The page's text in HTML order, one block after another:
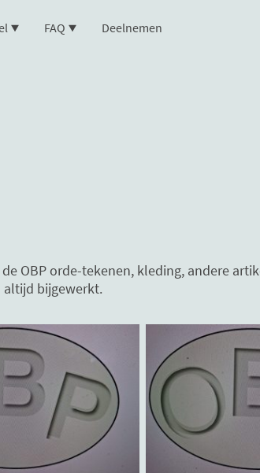
FAQ
Deelnemen
OBP orde-tekenen, kleding, andere
altijd bijgewerkt.